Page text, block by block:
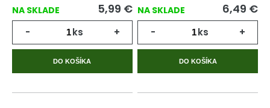
NA SKLADE 5,99 €
- ks +
DO KOŠÍKA
NA SKLADE 6,49 €
- ks +
DO KOŠÍKA